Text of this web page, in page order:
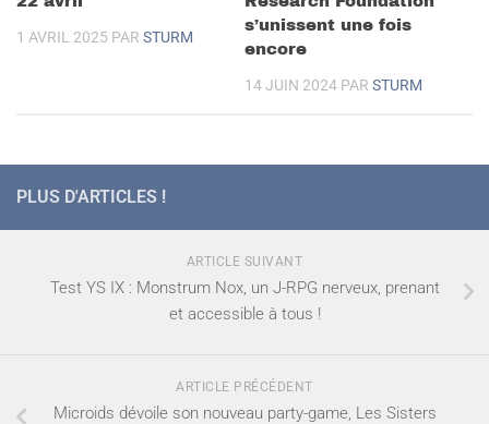
1 AVRIL 2025 PAR STURM
s’unissent une fois
encore
14 JUIN 2024 PAR STURM
PLUS D'ARTICLES !
ARTICLE SUIVANT
Test YS IX : Monstrum Nox, un J-RPG nerveux, prenant
et accessible à tous !
ARTICLE PRÉCÉDENT
Microids dévoile son nouveau party-game, Les Sisters